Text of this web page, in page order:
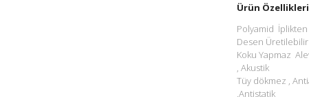
Ürün
Polyamid İplikten
Desen Üretilebilir
Koku Yapmaz
, Akustik
Tüy dökmez ,
,Antistatik